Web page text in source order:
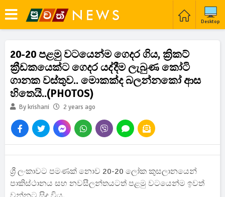
Desktop
20-20 පළමු වටයෙන්ම ගෙදර ගිය, ක්‍රිකට්
ක්‍රීඩකයෙක්ට ගෙදර යද්දීම ලැබුණ කෝටි
ගානක වස්තුව.. මොකක්ද බලන්නකෝ ආස
හිතෙයි..(PHOTOS)
By krishani 2 years ago
ශ්‍රී ලංකාවට පමණක් නොව 20-20 ලෝක කුසලානයෙන්
පාකිස්ථානය සහ නවසීලන්තයටත් පළමු වටයෙන්ම ඉවත්